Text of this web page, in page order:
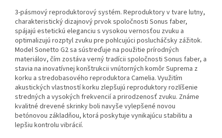
3-pásmový reproduktorový systém. Reproduktory v tvare lutny,
charakteristický dizajnový prvok spoločnosti Sonus faber,
spájajú estetickú eleganciu s vysokou vernosťou zvuku a
optimalizujú rozptyl zvuku pre pohlcujúci poslucháčsky zážitok.
Model Sonetto G2 sa sústreďuje na použitie prírodných
materiálov, čím zostáva verný tradícii spoločnosti Sonus faber, a
stavia na inovatívnej konštrukcii vnútorných komôr Suprema z
korku a stredobasového reproduktora Camelia. Využitím
akustických vlastností korku zlepšujú reproduktory rozlíšenie
stredných a vysokých frekvencií a prirodzenosť zvuku. Známe
kvalitné drevené skrinky boli navyše vylepšené novou
betónovou základňou, ktorá poskytuje vynikajúcu stabilitu a
lepšiu kontrolu vibrácií.